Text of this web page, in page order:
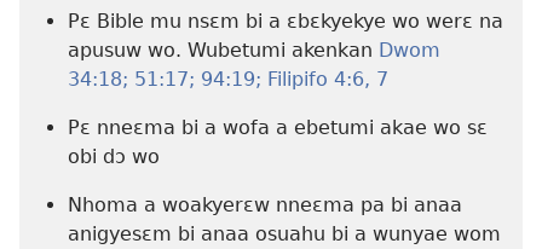
Pɛ Bible mu nsɛm bi a ɛbɛkyekye wo werɛ na
apusuw wo. Wubetumi akenkan Dwom
34:18; 51:17; 94:19; Filipifo 4:6, 7
Pɛ nneɛma bi a wofa a ebetumi akae wo sɛ
obi dɔ wo
Nhoma a woakyerɛw nneɛma pa bi anaa
anigyesɛm bi anaa osuahu bi a wunyae wom